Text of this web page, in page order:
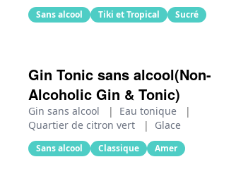
Sans alcool Tiki et Tropical Sucré
Gin Tonic sans alcool(Non-
Alcoholic Gin & Tonic)
Gin sans alcool | Eau tonique
|
Quartier de citron vert
| Glace
Sans alcool Classique Amer